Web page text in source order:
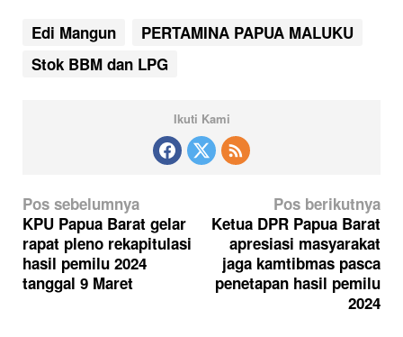
Edi Mangun
PERTAMINA PAPUA MALUKU
Stok BBM dan LPG
Ikuti Kami
N
a
v
i
Pos sebelumnya
KPU Papua Barat gelar
rapat pleno rekapitulasi
hasil pemilu 2024
tanggal 9 Maret
Pos berikutnya
Ketua DPR Papua Barat
apresiasi masyarakat
jaga kamtibmas pasca
penetapan hasil pemilu
2024